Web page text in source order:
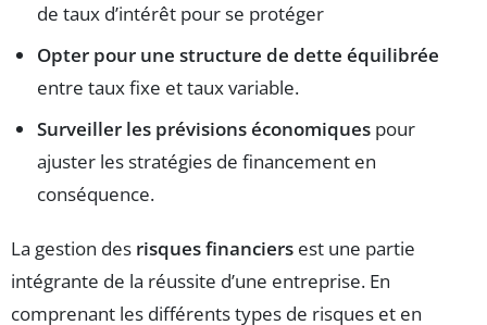
de taux d’intérêt pour se protéger
Opter pour une structure de dette équilibrée
entre taux fixe et taux variable.
Surveiller les prévisions économiques pour
ajuster les stratégies de financement en
conséquence.
La gestion des risques financiers est une partie
intégrante de la réussite d’une entreprise. En
comprenant les différents types de risques et en